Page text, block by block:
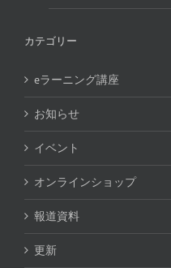
カテゴリー
eラーニング講座
お知らせ
イベント
オンラインショップ
報道資料
更新